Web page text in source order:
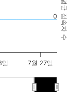
평균 접속자 수
일 7월 27일
0